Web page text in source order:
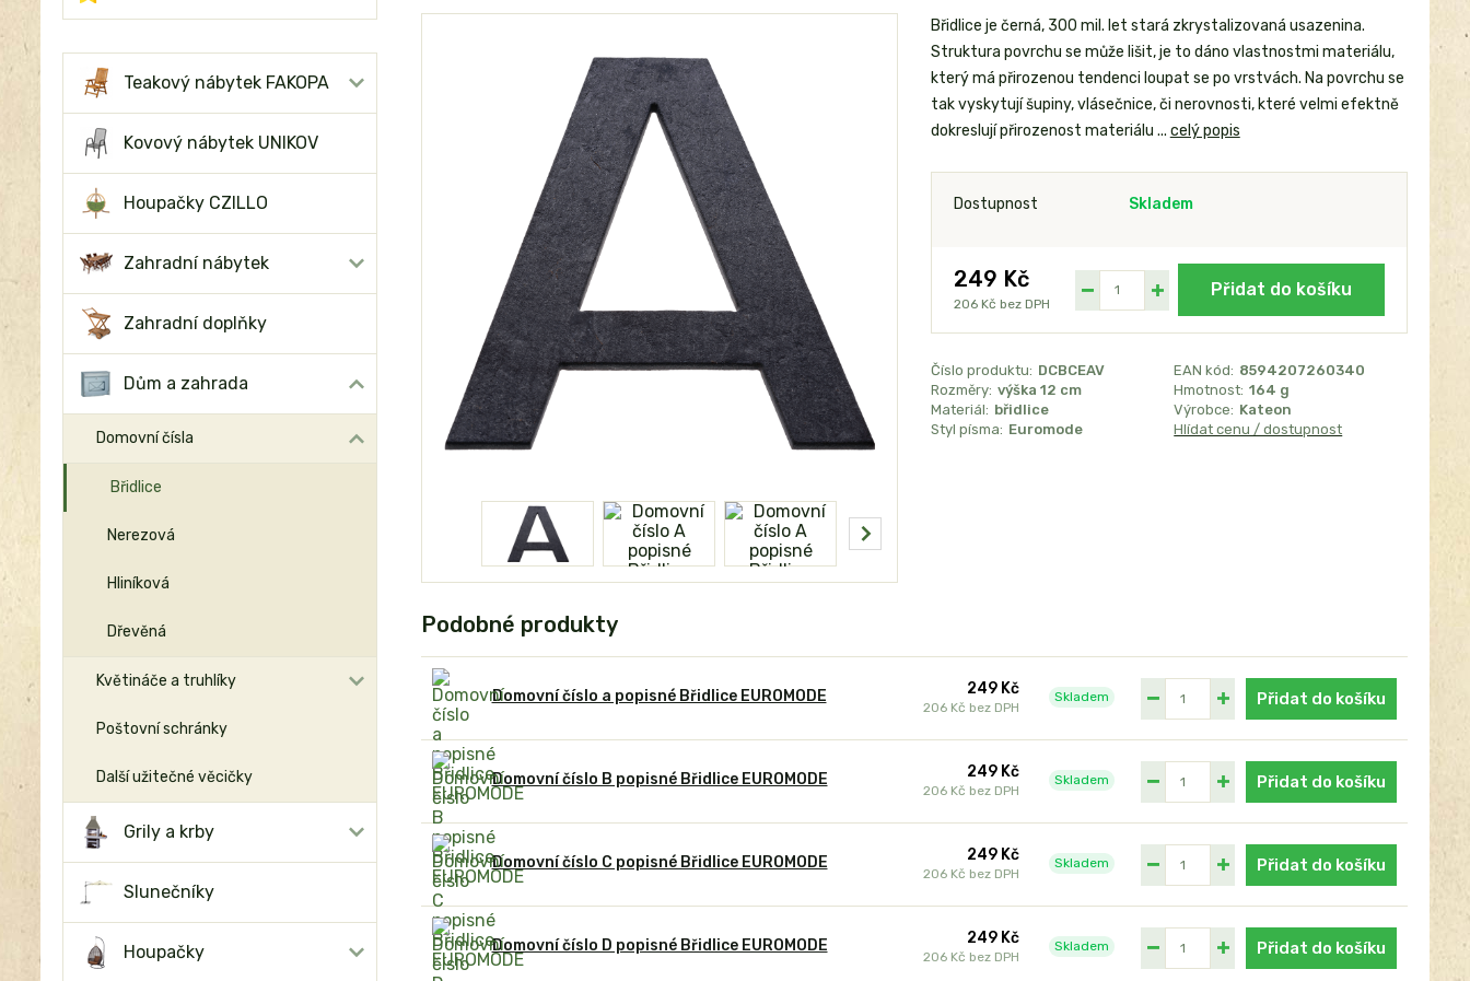
Teakový nábytek FAKOPA
Kovový nábytek UNIKOV
Houpačky CZILLO
Zahradní nábytek
Zahradní doplňky
Dům a zahrada
Domovní čísla
Břidlice
Nerezová
Hliníková
Dřevěná
Květináče a truhlíky
Poštovní schránky
Další užitečné věcičky
Grily a krby
Slunečníky
Houpačky
Břidlice je černá, 300 mil. let stará zkrystalizovaná usazenina.
Struktura povrchu se může lišit, je to dáno vlastnostmi materiálu,
který má přirozenou tendenci loupat se po vrstvách. Na povrchu se
tak vyskytují šupiny, vlásečnice, či nerovnosti, které velmi efektně
dokreslují přirozenost materiálu ... celý popis
Dostupnost Skladem
249 Kč
206 Kč bez DPH
Přidat do košíku
Číslo produktu: DCBCEAV EAN kód: 8594207260340
Rozměry: výška 12 cm Hmotnost: 164 g
Materiál: břidlice Výrobce: Kateon
Styl písma: Euromode Hlídat cenu / dostupnost
Podobné produkty
Domovní číslo a popisné Břidlice EUROMODE 249 Kč
206 Kč bez DPH
Skladem Přidat do košíku
Domovní číslo B popisné Břidlice EUROMODE 249 Kč
206 Kč bez DPH
Skladem Přidat do košíku
Domovní číslo C popisné Břidlice EUROMODE 249 Kč
206 Kč bez DPH
Skladem Přidat do košíku
Domovní číslo D popisné Břidlice EUROMODE 249 Kč
206 Kč bez DPH
Skladem Přidat do košíku